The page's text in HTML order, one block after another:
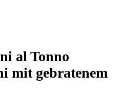
al Tonno
mit gebratenem